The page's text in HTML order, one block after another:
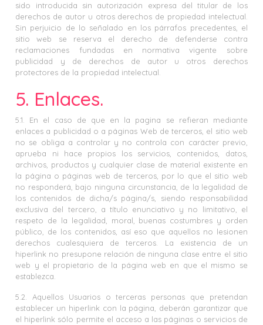
sido introducida sin autorización expresa del titular de los
derechos de autor u otros derechos de propiedad intelectual.
Sin perjuicio de lo señalado en los párrafos precedentes, el
sitio web se reserva el derecho de defenderse contra
reclamaciones fundadas en normativa vigente sobre
publicidad y de derechos de autor u otros derechos
protectores de la propiedad intelectual.
5. Enlaces.
5.1. En el caso de que en la pagina se refieran mediante
enlaces a publicidad o a páginas Web de terceros, el sitio web
no se obliga a controlar y no controla con carácter previo,
aprueba ni hace propios los servicios, contenidos, datos,
archivos, productos y cualquier clase de material existente en
la página o páginas web de terceros, por lo que el sitio web
no responderá, bajo ninguna circunstancia, de la legalidad de
los contenidos de dicha/s página/s, siendo responsabilidad
exclusiva del tercero, a título enunciativo y no limitativo, el
respeto de la legalidad, moral, buenas costumbres y orden
público, de los contenidos, así eso que aquellos no lesionen
derechos cualesquiera de terceros. La existencia de un
hiperlink no presupone relación de ninguna clase entre el sitio
web y el propietario de la página web en que el mismo se
establezca.
5.2. Aquellos Usuarios o terceras personas que pretendan
establecer un hiperlink con la página, deberán garantizar que
el hiperlink sólo permite el acceso a las páginas o servicios de